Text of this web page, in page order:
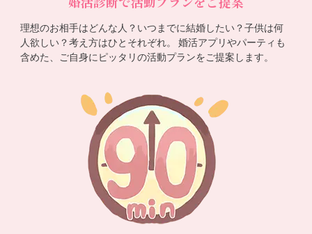
理想のお相手はどんな人？いつまでに結婚したい？子供は何
人欲しい？考え方はひとそれぞれ。 婚活アプリやパーティも
含めた、ご自身にピッタリの活動プランをご提案します。